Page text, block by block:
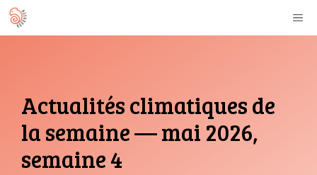
Aller
au
Actualités climatiques de
la semaine — mai 2026,
semaine 4